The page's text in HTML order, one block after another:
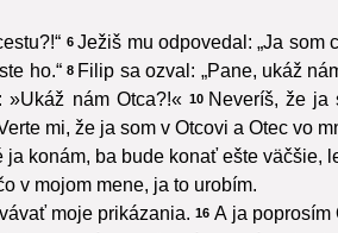
6 Ježiš mu odpovedal: „Ja som
ho.“ 8 Filip sa ozval: „Pane, ukáž
nám Otca?!« 10 Neveríš, že ja
mi, že ja som v Otcovi a Otec vo
konám, ba bude konať ešte väčšie,
v mojom mene, ja to urobím.
moje prikázania. 16 A ja poprosím